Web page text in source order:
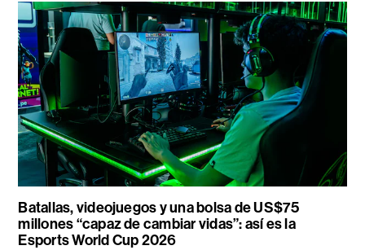
Batallas, videojuegos y una bolsa de US$75
millones “capaz de cambiar vidas”: así es la
Esports World Cup 2026